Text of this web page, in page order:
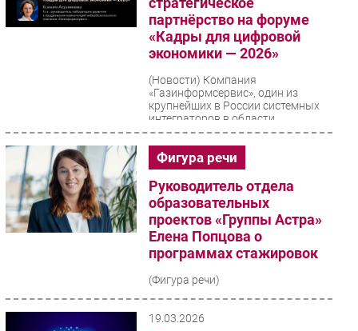
партнёрство на форуме
«Кадры для цифровой
экономики — 2026»
(Новости) Компания
«Газинформсервис», один из
крупнейших в России системных
интеграторов в области
безопасности и разработчиков
средств защиты...
Фигура речи
Руководитель отдела
образовательных
проектов «Группы Астра»
Елена Попцова о
программах стажировок
(Фигура речи)
19.03.2026